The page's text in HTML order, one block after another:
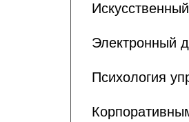
Электронный
Психология